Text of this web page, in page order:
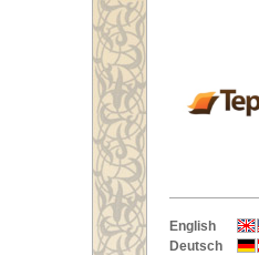
English
Deutsch